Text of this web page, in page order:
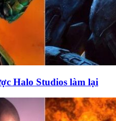
Halo Studios làm lại